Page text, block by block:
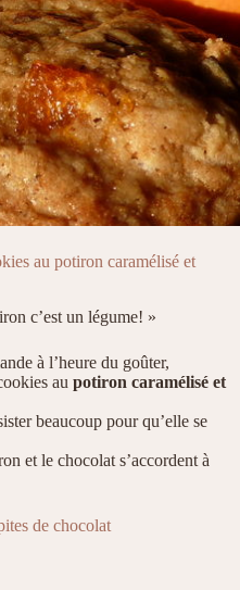
au potiron caramélisé et
c’est un légume! »
à l’heure du goûter,
au potiron caramélisé et
beaucoup pour qu’elle se
et le chocolat s’accordent à
de chocolat